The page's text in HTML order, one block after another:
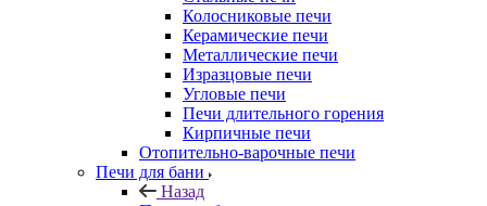
Колосниковые печи
Керамические печи
Металлические печи
Изразцовые печи
Угловые печи
Печи длительного горения
Кирпичные печи
Отопительно-варочные печи
Печи для бани
Назад